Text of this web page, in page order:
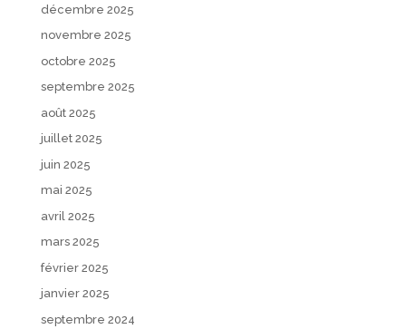
décembre 2025
novembre 2025
octobre 2025
septembre 2025
août 2025
juillet 2025
juin 2025
mai 2025
avril 2025
mars 2025
février 2025
janvier 2025
septembre 2024